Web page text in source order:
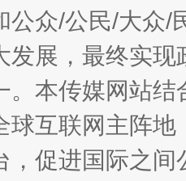
公众/公民/大众
发展，最终实
。本传媒网站
球互联网主阵
，促进国际之